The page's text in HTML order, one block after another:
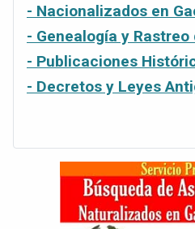
- Nacionalizados en
- Genealogía y
- Publicaciones
- Decretos y Leyes